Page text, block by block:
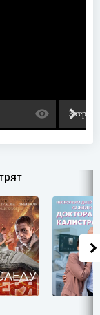
3 серия